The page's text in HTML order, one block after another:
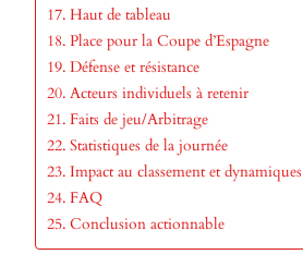
Haut de tableau
Place pour la Coupe d’Espagne
Défense et résistance
Acteurs individuels à retenir
Faits de jeu/Arbitrage
Statistiques de la journée
Impact au classement et dynamiques
FAQ
Conclusion actionnable